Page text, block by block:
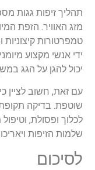
תהליך זיפות גגות
טמפרטורות
ידי אנשי מקצוע
יכול להגן על הגג
עם זאת, חשוב לציין
שוטפת. בדיקה
לכלוך ופסולת,
שלמות הזיפות
לסיכום